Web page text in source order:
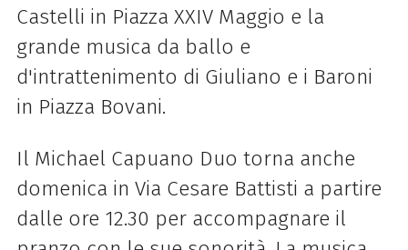
Castelli in Piazza XXIV Maggio e la
grande musica da ballo e
d'intrattenimento di Giuliano e i Baroni
in Piazza Bovani.
Il Michael Capuano Duo torna anche
domenica in Via Cesare Battisti a partire
dalle ore 12.30 per accompagnare il